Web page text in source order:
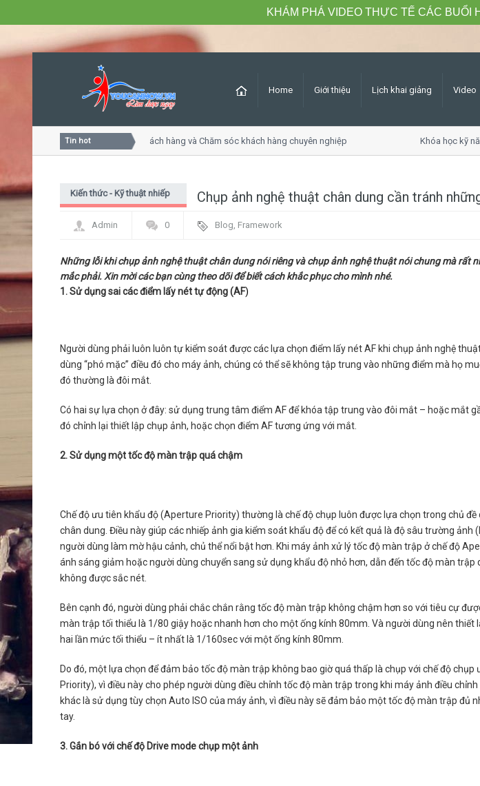
Home Giới thiệu Lịch khai giảng Video
Tin hot
Khóa học Tư duy dịch vụ khách hàng và Chăm sóc khách hàng chuyên nghiệp Khóa học kỹ
Chụp ảnh nghệ thuật chân dung cần tránh
Kiến thức - Kỹ thuật nhiếp
Admin
0 Blog, Framework
Những lỗi khi chụp ảnh nghệ thuật chân dung nói riêng và chụp ảnh nghệ thuật nói chung mà rất
mắc phải. Xin mời các bạn cùng theo dõi để biết cách khắc phục cho mình nhé.
1. Sử dụng sai các điểm lấy nét tự động (AF)
Người dùng phải luôn luôn tự kiểm soát được các lựa chọn điểm lấy nét AF khi chụp ảnh nghệ
dùng “phó mặc” điều đó cho máy ảnh, chúng có thể sẽ không tập trung vào những điểm mà họ
đó thường là đôi mắt.
Có hai sự lựa chọn ở đây: sử dụng trung tâm điểm AF để khóa tập trung vào đôi mắt – hoặc mắt
đó chỉnh lại thiết lập chụp ảnh, hoặc chọn điểm AF tương ứng với mắt.
2. Sử dụng một tốc độ màn trập quá chậm
Chế độ ưu tiên khẩu độ (Aperture Priority) thường là chế độ chụp luôn được lựa chọn trong chủ
chân dung. Điều này giúp các nhiếp ảnh gia kiểm soát khẩu độ để có kết quả là độ sâu trường ảnh
người dùng làm mờ hậu cảnh, chủ thể nổi bật hơn. Khi máy ảnh xử lý tốc độ màn trập ở chế độ
ánh sáng giảm hoặc người dùng chuyển sang sử dụng khẩu độ nhỏ hơn, dẫn đến tốc độ màn trập
không được sắc nét.
Bên cạnh đó, người dùng phải chắc chắn rằng tốc độ màn trập không chậm hơn so với tiêu cự
màn trập tối thiểu là 1/80 giậy hoặc nhanh hơn cho một ống kính 80mm. Và người dùng nên thiết
hai lần mức tối thiểu – ít nhất là 1/160sec với một ống kính 80mm.
Do đó, một lựa chọn để đảm bảo tốc độ màn trập không bao giờ quá thấp là chụp với chế độ
Priority), vì điều này cho phép người dùng điều chỉnh tốc độ màn trập trong khi máy ảnh điều
khác là sử dụng tùy chọn Auto ISO của máy ảnh, vì điều này sẽ đảm bảo một tốc độ màn trập đủ
tay.
3. Gắn bó với chế độ Drive mode chụp một ảnh
KHÁM PHÁ VIDEO THỰC TẾ CÁC BUỔI